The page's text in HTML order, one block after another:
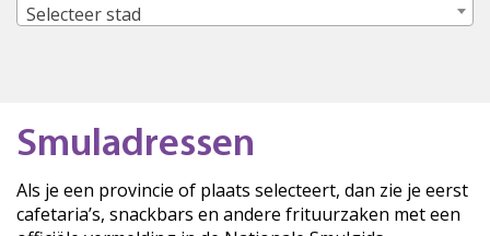
Selecteer stad
Smuladressen
Als je een provincie of plaats selecteert, dan zie je eerst
cafetaria’s, snackbars en andere frituurzaken met een